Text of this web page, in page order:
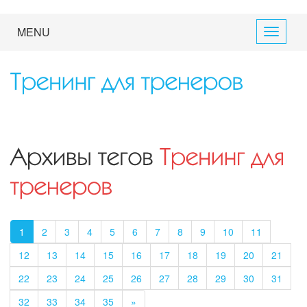
MENU
Toggle
1 2 3 4 5 6 7 8 9 10
11
12
13 14 15 16 17 18 19 20
21
22
23 24 25 26 27 28 29 30
31
32
33 34 35 »